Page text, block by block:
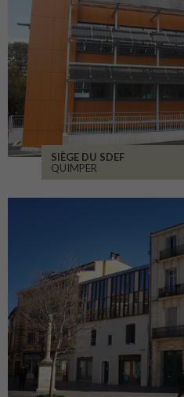
SIÈGE DU SDEF
QUIMPER